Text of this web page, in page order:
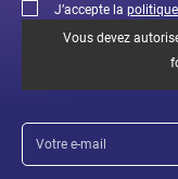
J’accepte la
Vous devez
Votre
mail